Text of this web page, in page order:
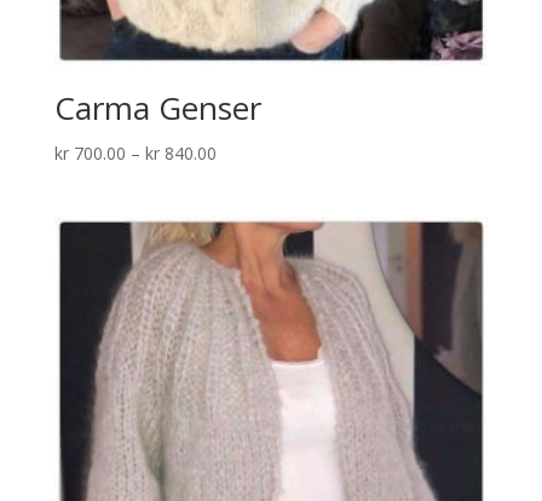
Carma Genser
kr700.00 – kr840.00Prisområde:
kr 840.00